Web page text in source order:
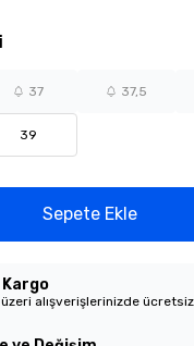
37 37,5
39
Sepete Ekle
alışverişlerinizde